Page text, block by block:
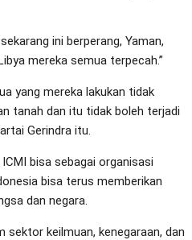
ini berperang, Yaman,
mereka semua terpecah.”
yang mereka lakukan tidak
tanah dan itu tidak boleh terjadi
Gerindra itu.
bisa sebagai organisasi
bisa terus memberikan
dan negara.
sektor keilmuan, kenegaraan, dan